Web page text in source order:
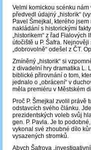
Velmi komickou scénku nám
předvedl údajný „historik“
Pavel Šmejkal, kterého
nakládání s historickými
„historikem“ z řad
útočiště u P. Šafra.
„dobrovolně“ odešel z ČT.
Zmíněný „historik“ si
z divadelní hry dramatika L.
biblické přirovnání o tom,
jednalo o „obrácení“ v
měla premiéru v Městském
Proč P. Šmejkal zvolil právě
odstavcích svého článku.
prezidentských voleb svůj
gen. P. Pavla. Je to
vykonal své zhoubné dílo
vysazených stromků.
Abych Šafrova